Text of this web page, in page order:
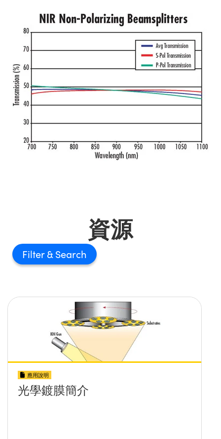
資源
Filter
應用說明
光學鍍膜簡介